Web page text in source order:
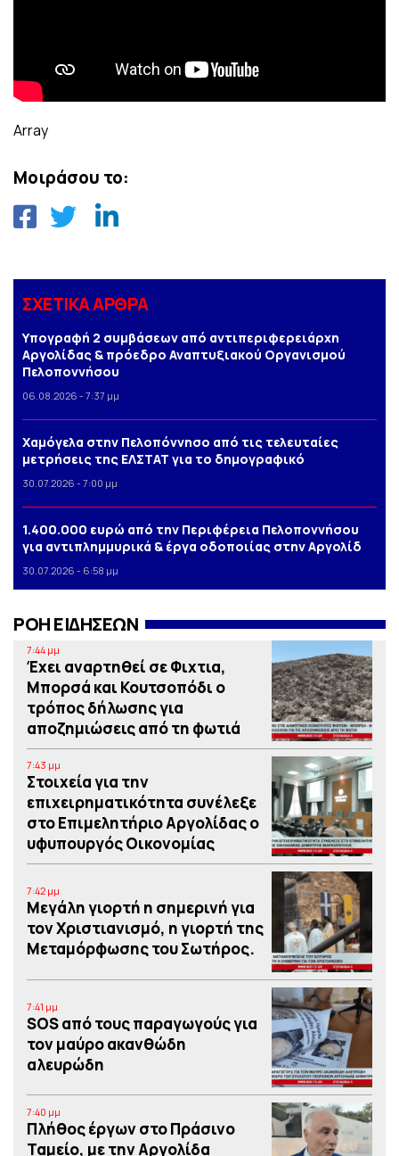
Array
Μοιράσου το:
ΣΧΕΤΙΚΑ ΑΡΘΡΑ
Υπογραφή 2 συμβάσεων από αντιπεριφερειάρχη
Αργολίδας & πρόεδρο Αναπτυξιακού Οργανισμού
Πελοποννήσου
06.08.2026 - 7:37 μμ
Χαμόγελα στην Πελοπόννησο από τις τελευταίες
μετρήσεις της ΕΛΣΤΑΤ για το δημογραφικό
30.07.2026 - 7:00 μμ
1.400.000 ευρώ από την Περιφέρεια Πελοποννήσου
για αντιπλημμυρικά & έργα οδοποιίας στην Αργολίδ
30.07.2026 - 6:58 μμ
ΡΟΗ ΕΙΔΗΣΕΩΝ
7:44 μμ
Έχει αναρτηθεί σε Φιχτια,
Μπορσά και Κουτσοπόδι ο
τρόπος δήλωσης για
αποζημιώσεις από τη φωτιά
7:43 μμ
Στοιχεία για την
επιχειρηματικότητα συνέλεξε
στο Επιμελητήριο Αργολίδας ο
υφυπουργός Οικονομίας
7:42 μμ
Μεγάλη γιορτή η σημερινή για
τον Χριστιανισμό, η γιορτή της
Μεταμόρφωσης του Σωτήρος.
7:41 μμ
SOS από τους παραγωγούς για
τον μαύρο ακανθώδη
αλευρώδη
7:40 μμ
Πλήθος έργων στο Πράσινο
Ταμείο, με την Αργολίδα